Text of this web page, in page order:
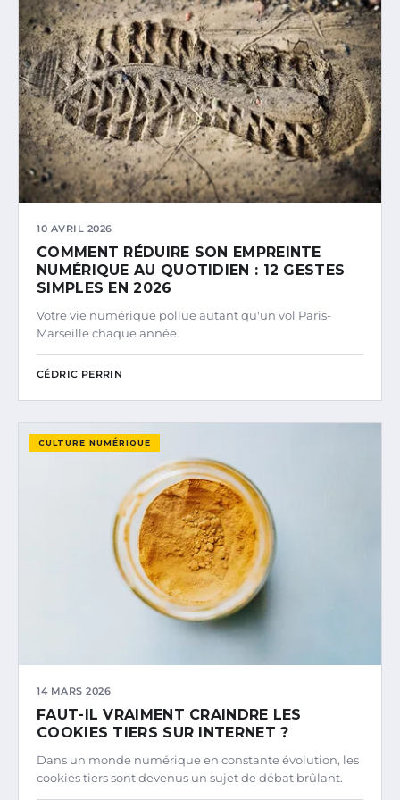
10 AVRIL 2026
COMMENT RÉDUIRE SON EMPREINTE
NUMÉRIQUE AU QUOTIDIEN : 12 GESTES
SIMPLES EN 2026
Votre vie numérique pollue autant qu'un vol Paris-
Marseille chaque année.
CÉDRIC PERRIN
CULTURE NUMÉRIQUE
14 MARS 2026
FAUT-IL VRAIMENT CRAINDRE LES
COOKIES TIERS SUR INTERNET ?
Dans un monde numérique en constante évolution, les
cookies tiers sont devenus un sujet de débat brûlant.